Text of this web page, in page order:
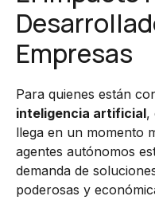
Empresas
Para quienes están
inteligencia artificial,
llega en un momento
agentes autónomos
demanda de
poderosas y